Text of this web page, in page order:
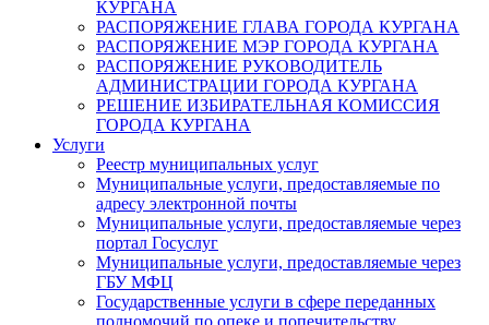
КУРГАНА
РАСПОРЯЖЕНИЕ ГЛАВА ГОРОДА КУРГАНА
РАСПОРЯЖЕНИЕ МЭР ГОРОДА КУРГАНА
РАСПОРЯЖЕНИЕ РУКОВОДИТЕЛЬ
АДМИНИСТРАЦИИ ГОРОДА КУРГАНА
РЕШЕНИЕ ИЗБИРАТЕЛЬНАЯ КОМИССИЯ
ГОРОДА КУРГАНА
Услуги
Реестр муниципальных услуг
Муниципальные услуги, предоставляемые по
адресу электронной почты
Муниципальные услуги, предоставляемые через
портал Госуслуг
Муниципальные услуги, предоставляемые через
ГБУ МФЦ
Государственные услуги в сфере переданных
полномочий по опеке и попечительству